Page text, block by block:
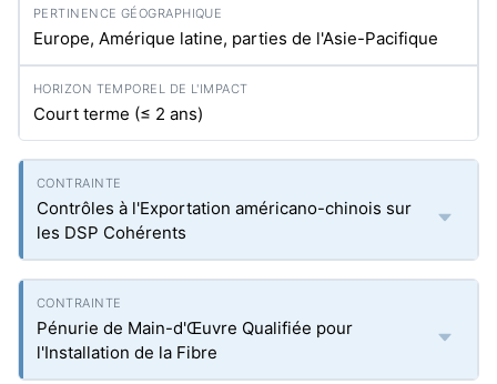
Europe, Amérique latine, parties de l'Asie-Pacifique
Court terme (≤ 2 ans)
Contrôles à l'Exportation américano-chinois sur
les DSP Cohérents
Pénurie de Main-d'Œuvre Qualifiée pour
l'Installation de la Fibre